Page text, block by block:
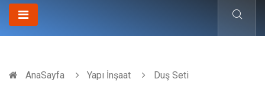
AnaSayfa Yapı İnşaat Duş Seti